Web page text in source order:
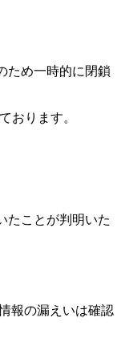
ため一時的に閉鎖
おります。
たことが判明いた
報の漏えいは確認